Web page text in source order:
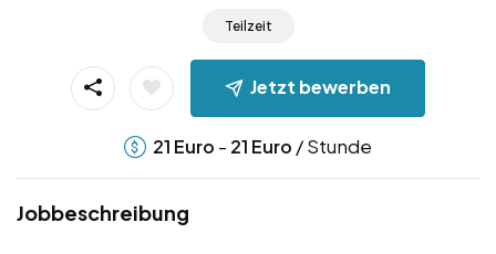
Teilzeit
Jetzt bewerben
21 Euro - 21 Euro / Stunde
Jobbeschreibung